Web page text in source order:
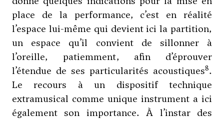
place de la performance, c’est en réalité
l’espace lui-même qui devient ici la partition,
un espace qu’il convient de sillonner à
l’oreille, patiemment, afin d’éprouver
l’étendue de ses particularités acoustiques8.
Le recours à un dispositif technique
extramusical comme unique instrument a ici
également son importance. À l’instar des